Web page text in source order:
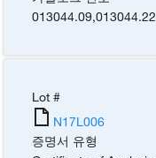
013044.09,013044.22
Lot #
N17L006
증명서 유형